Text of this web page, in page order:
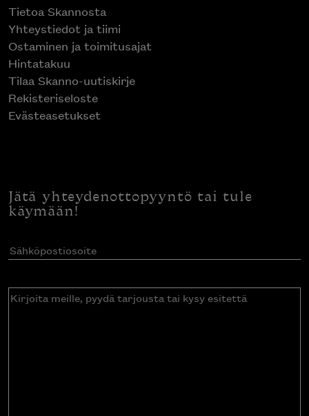
Tietoa Skannosta
Yhteystiedot ja tiimi
Ostaminen ja toimitusajat
Hintatakuu
Tilaa Skanno-uutiskirje
Rekisteriseloste
Evästeasetukset
Jätä yhteydenottopyyntö tai tule
käymään!
Sähköpostiosoite(Pakollinen)
Kirjoita